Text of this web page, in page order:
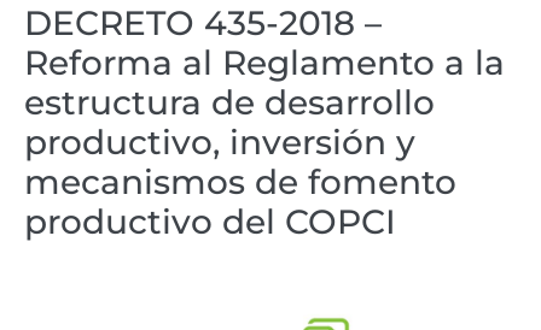
DECRETO 435-2018 –
Reforma al Reglamento a la
estructura de desarrollo
productivo, inversión y
mecanismos de fomento
productivo del COPCI